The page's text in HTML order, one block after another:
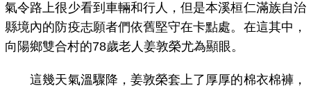
氣令路上很少看到車輛和行人，但是本溪桓仁滿族自治
縣境內的防疫志願者們依舊堅守在卡點處。在這其中，
向陽鄉雙合村的78歲老人姜敦榮尤為顯眼。
這幾天氣溫驟降，姜敦榮套上了厚厚的棉衣棉褲，